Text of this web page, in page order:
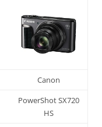
Canon
PowerShot SX720
HS